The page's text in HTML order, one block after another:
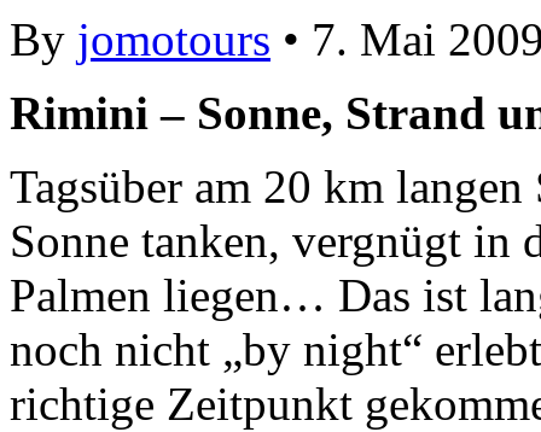
By jomotours • 7. Mai
Rimini – Sonne, Strand
Tagsüber am 20 km
Sonne tanken, vergnügt in
Palmen liegen… Das ist
noch nicht „by night“
richtige Zeitpunkt